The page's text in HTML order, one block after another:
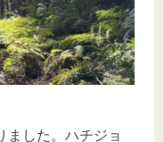
ました。ハチジョ